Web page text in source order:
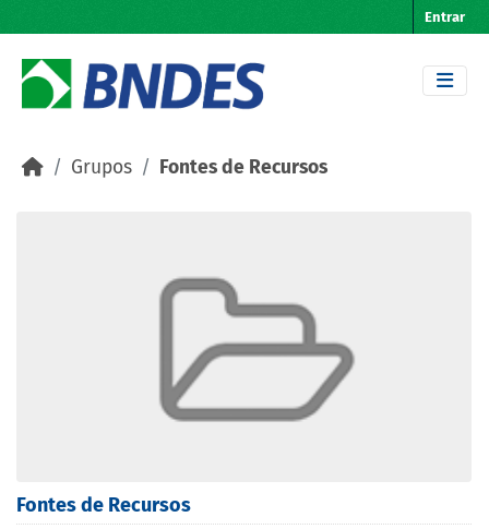
Entrar
Grupos Fontes de Recursos
Fontes de Recursos